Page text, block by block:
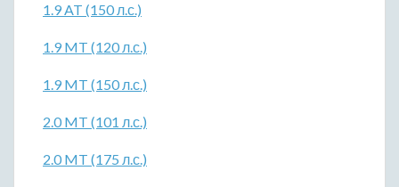
1.9 AT (150 л.с.)
1.9 MT (120 л.с.)
1.9 MT (150 л.с.)
2.0 MT (101 л.с.)
2.0 MT (175 л.с.)